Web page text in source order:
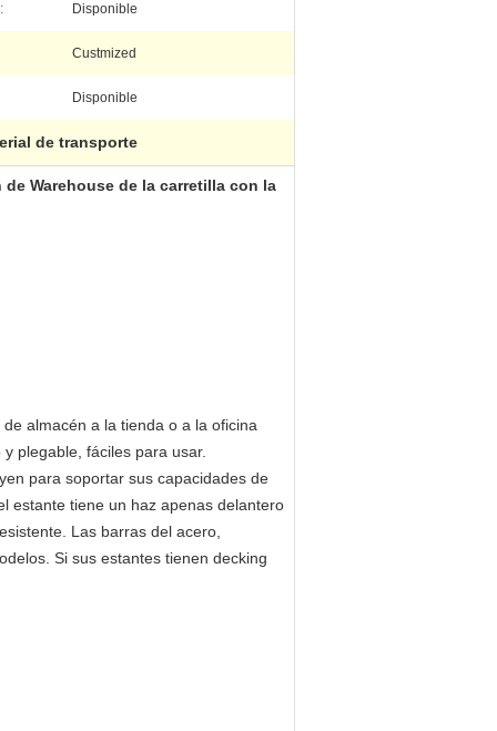
Disponible
Custmized
Disponible
de transporte
Warehouse de la carretilla con la
almacén a la tienda o a la oficina
plegable, fáciles para usar.
para soportar sus capacidades de
estante tiene un haz apenas delantero
Las barras del acero,
Si sus estantes tienen decking